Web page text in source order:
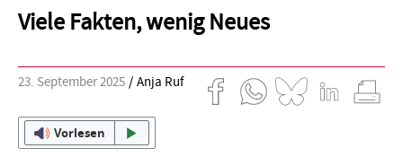
Viele Fakten, wenig Neues
23. September 2025 Anja Ruf
Vorlesen